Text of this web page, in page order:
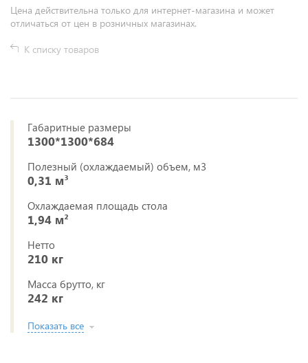
Цена действительна только для интернет-магазина и может
отличаться от цен в розничных магазинах.
К списку товаров
Габаритные размеры
1300*1300*684
Полезный (охлаждаемый) объем, м3
0,31 м³
Охлаждаемая площадь стола
1,94 м²
Нетто
210 кг
Масса брутто, кг
242 кг
Показать все